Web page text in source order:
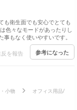
も衛生面でも安心でとても
色々なモードがあったりし
もなく使いやすいです。
反を報告 参考になった
小物
オフィス用品/